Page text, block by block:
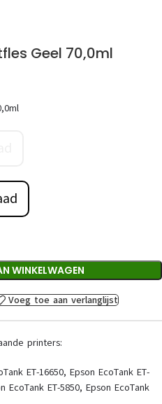
Geel 70,0ml
WINKELWAGEN
Voeg toe aan verlanglijst
printers:
ET-16650, Epson EcoTank ET-
EcoTank ET-5850, Epson EcoTank